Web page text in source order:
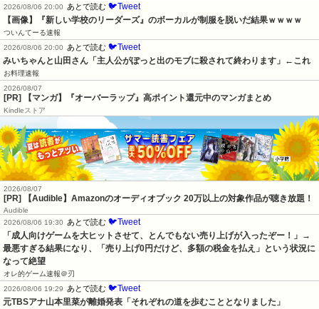
2026/08/06 20:00
あとで読む 🐦Tweet
【画像】『新しい学校のリーダーズ』のボーカルが制服を脱いだ結果ｗｗｗｗ
ついんてーる速報
2026/08/06 20:00
あとで読む 🐦Tweet
みいちゃんと山田さん「主人公がぽっと出のモブに殺されて終わります」←これ
お料理速報
2026/08/07
[PR] 【マンガ】『オーバーラップ』高ポイント還元中のマンガまとめ
Kindleストア
2026/08/07
[PR] 【Audible】Amazonのオーディオブック 20万以上の対象作品が聴き放題！
Audible
2026/08/06 19:30
あとで読む 🐦Tweet
「成人向けゲームを大ヒットさせて、とんでもない売り上げが入ったぞー！」→
最悪すぎる結果になり、「売り上げ0円だけど、多額の税金を払え」という状況に
なって絶望
オレ的ゲーム速報＠刃
2026/08/06 19:29
あとで読む 🐦Tweet
元TBSアナ山本里菜が離婚発表「それぞれの道を歩むこととなりました」